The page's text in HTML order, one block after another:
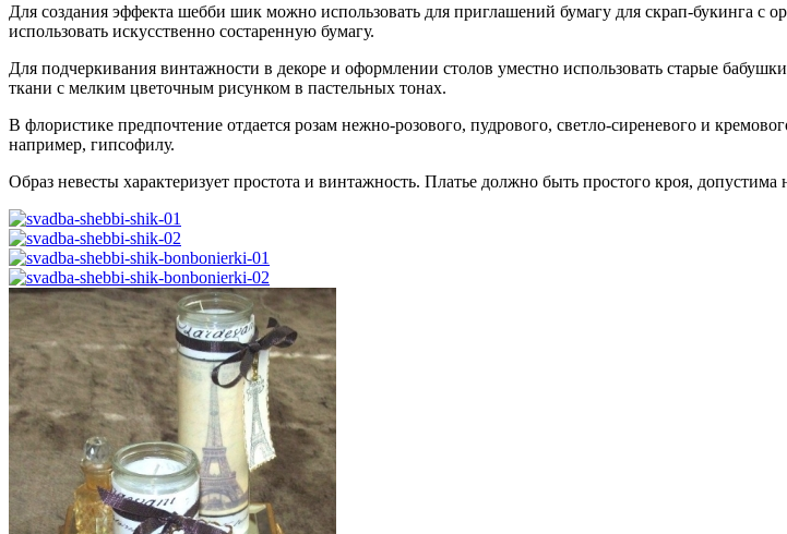
Для создания эффекта шебби шик можно использовать для приглашений бумагу для скрап-букинга с
использовать искусственно состаренную бумагу.
Для подчеркивания винтажности в декоре и оформлении столов уместно использовать старые
ткани с мелким цветочным рисунком в пастельных тонах.
В флористике предпочтение отдается розам нежно-розового, пудрового, светло-сиреневого и
например, гипсофилу.
Образ невесты характеризует простота и винтажность. Платье должно быть простого кроя,